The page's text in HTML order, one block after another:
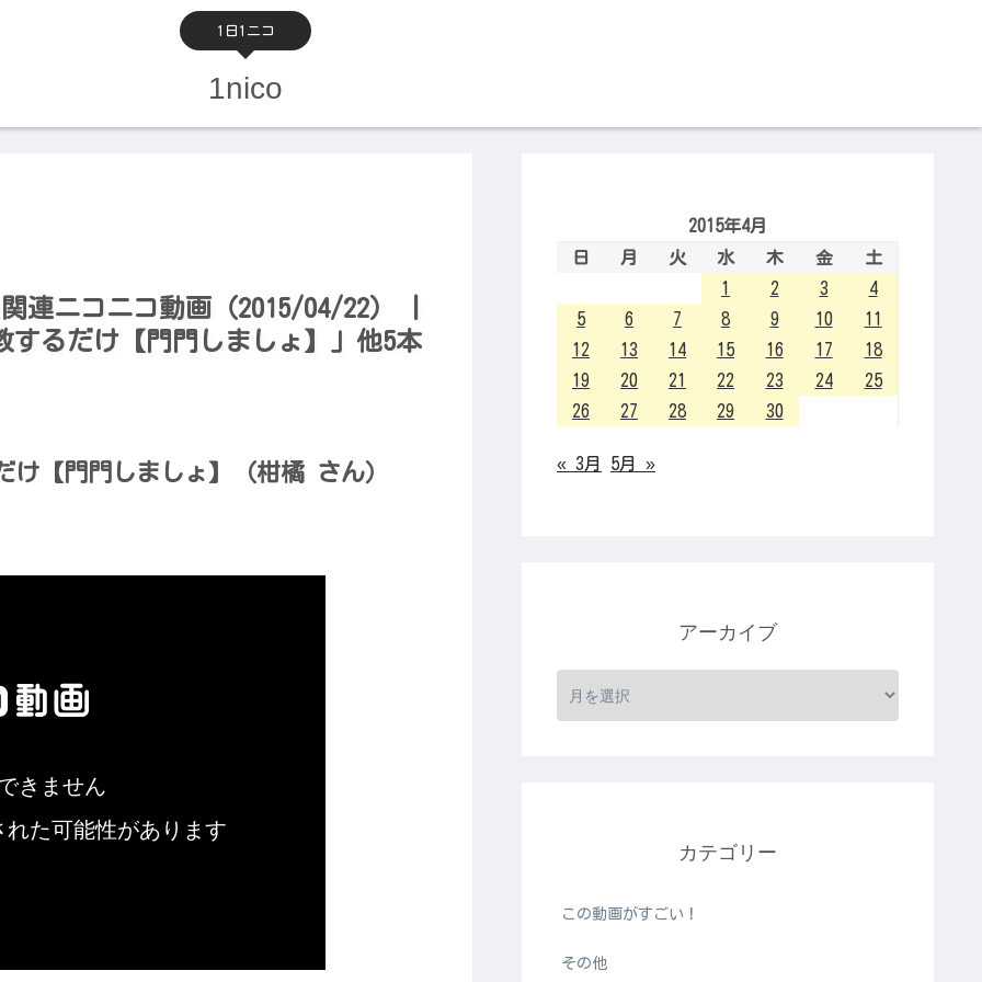
1日1ニコ
1nico
連ニコニコ動画（2015/04/22） |
するだけ【門門しましょ】」他5本
【門門しましょ】（柑橘 さん）
2015年4月
日
月 火 水 木 金
土
1
2 3
4
5
6 7 8 9 10
11
12
13 14 15 16 17
18
19
20 21 22 23 24
25
26
27 28 29 30
« 3月 5月 »
アーカイブ
カテゴリー
この動画がすごい！
その他